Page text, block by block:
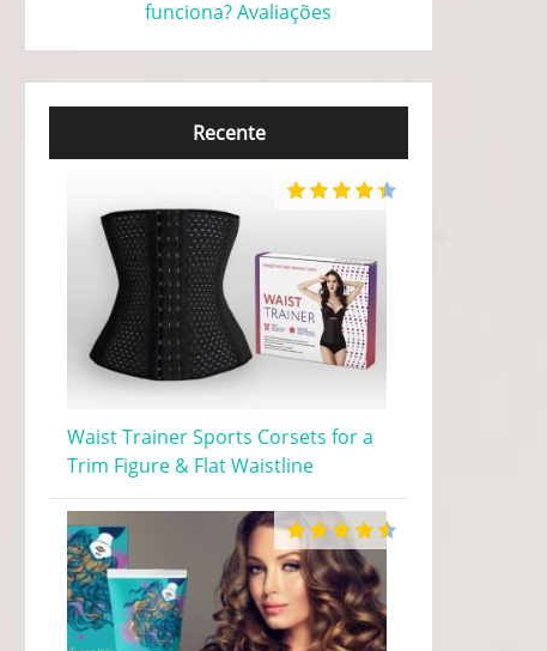
funciona? Avaliações
Recente
Waist Trainer Sports Corsets for a
Trim Figure & Flat Waistline